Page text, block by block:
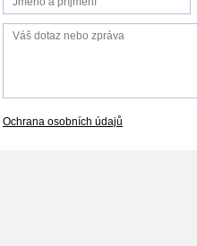
Ochrana osobních údajů